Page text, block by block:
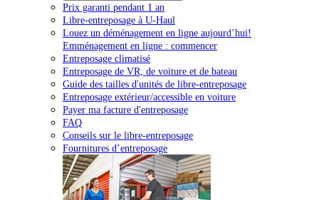
Prix garanti pendant 1 an
Libre-entreposage à U-Haul
Louez un déménagement en ligne aujourd’hui!
Emménagement en ligne : commencer
Entreposage climatisé
Entreposage de VR, de voiture et de bateau
Guide des tailles d'unités de libre-entreposage
Entreposage extérieur/accessible en voiture
Payer ma facture d'entreposage
FAQ
Conseils sur le libre-entreposage
Fournitures d’entreposage